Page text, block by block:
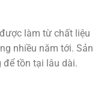
làm từ chất liệu
nhiều năm tới. Sản
tồn tại lâu dài.